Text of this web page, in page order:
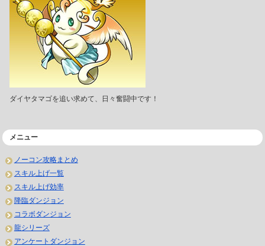
ダイヤタマゴを追い求めて、日々奮闘中です！
メニュー
ノーコン攻略まとめ
スキル上げ一覧
スキル上げ効率
降臨ダンジョン
コラボダンジョン
龍シリーズ
アンケートダンジョン